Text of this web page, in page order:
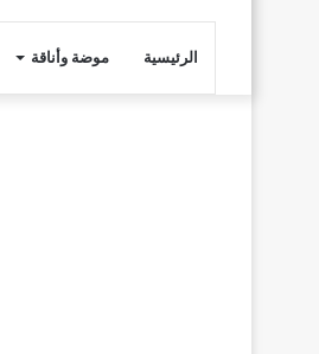
الرئيسية موضة وأناقة